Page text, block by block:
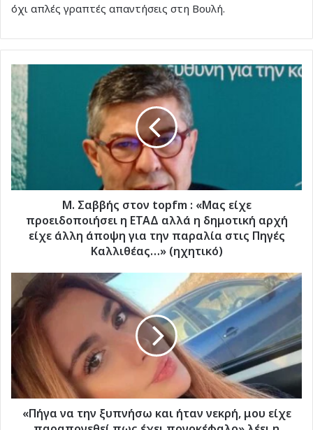
όχι απλές γραπτές απαντήσεις στη Βουλή.
M.
Σαββής
στον
topfm
: «Μας
είχε
προειδοποιήσει
η
ΕΤΑΔ
δημοτική
άλλη
άποψη
για
παραλία
στις
Πηγές
Καλλιθέας…»
(ηχητικό)
M. Σαββής στον topfm : «Μας είχε
προειδοποιήσει η ΕΤΑΔ αλλά η δημοτική αρχή
είχε άλλη άποψη για την παραλία στις Πηγές
Καλλιθέας…» (ηχητικό)
«Πήγα
την
ξυπνήσω
και
ήταν
νεκρή,
μου
είχε
παραπονεθεί
«Πήγα να την ξυπνήσω και ήταν νεκρή, μου είχε